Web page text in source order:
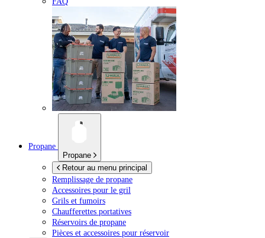
Propane
Propane
Retour au menu principal
Remplissage de propane
Accessoires pour le gril
Grils et fumoirs
Chaufferettes portatives
Réservoirs de propane
Pièces et accessoires pour réservoir